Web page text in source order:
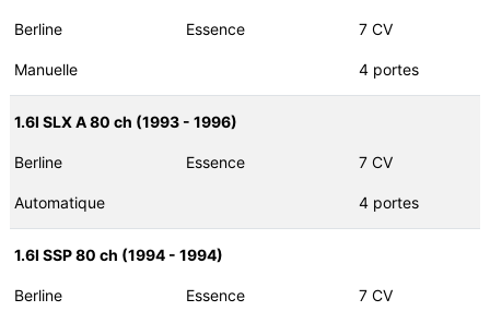
Berline Essence 7 CV
Manuelle 4 portes
1.6I SLX A 80 ch (1993 - 1996)
Berline Essence 7 CV
Automatique 4 portes
1.6I SSP 80 ch (1994 - 1994)
Berline Essence 7 CV